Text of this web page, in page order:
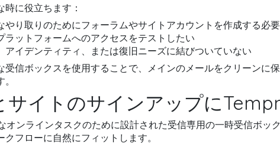
に役立ちます：
やり取りのためにフォーラムやサイトアカウントを作成する必
ラットフォームへのアクセスをテストしたい
アイデンティティ、または復旧ニーズに結びついていない
受信ボックスを使用することで、メインのメールをクリーンに
サイトのサインアップに
オンラインタスクのために設計された受信専用の一時受信ボッ
フローに自然にフィットします。